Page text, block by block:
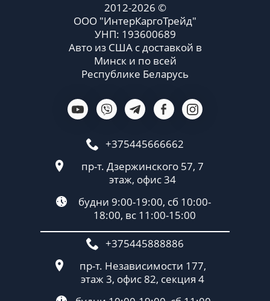
2012-2026 ©
ООО "ИнтерКаргоТрейд"
УНП: 193600689
Авто из США с доставкой в
Минск и по всей
Республике Беларусь
+375445666662
пр-т. Дзержинского 57, 7
этаж, офис 34
будни 9:00-19:00, сб 10:00-
18:00, вс 11:00-15:00
+375445888886
пр-т. Независимости 177,
этаж 3, офис 82, секция 4